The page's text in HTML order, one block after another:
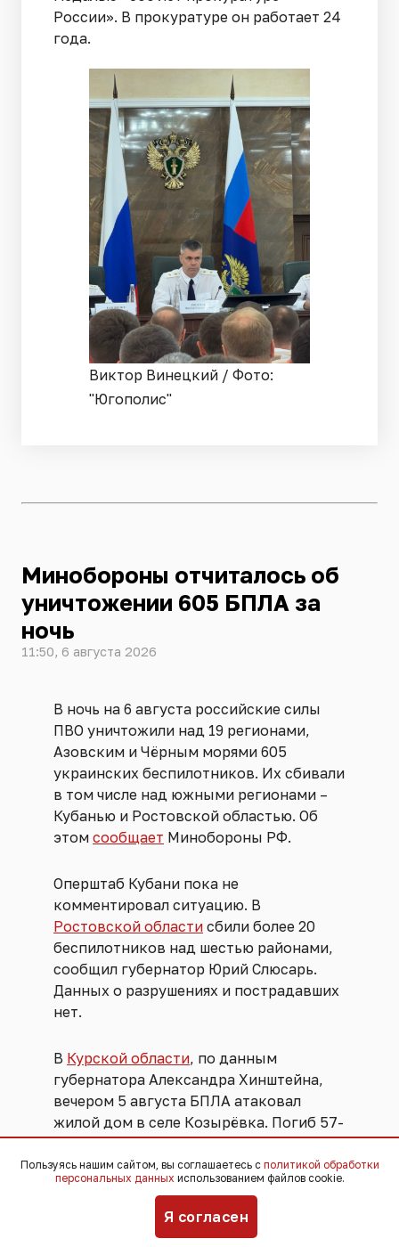
России». В прокуратуре он работает 24
года.
Виктор Винецкий / Фото:
"Югополис"
Минобороны отчиталось об
уничтожении 605 БПЛА за
ночь
11:50, 6 августа 2026
В ночь на 6 августа российские силы
ПВО уничтожили над 19 регионами,
Азовским и Чёрным морями 605
украинских беспилотников. Их сбивали
в том числе над южными регионами –
Кубанью и Ростовской областью. Об
этом сообщает Минобороны РФ.
Оперштаб Кубани пока не
комментировал ситуацию. В
Ростовской области сбили более 20
беспилотников над шестью районами,
сообщил губернатор Юрий Слюсарь.
Данных о разрушениях и пострадавших
нет.
В Курской области, по данным
губернатора Александра Хинштейна,
вечером 5 августа БПЛА атаковал
жилой дом в селе Козырёвка. Погиб 57-
летний мужчина, шесть человек ранены,
состояние трёх из них медики
оценивают как тяжёлое.
Белгородской области
, по словам
Пользуясь нашим сайтом, вы соглашаетесь с политикой обработки
персональных данных использованием файлов cookie.
Я согласен